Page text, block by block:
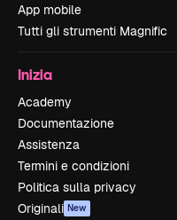
App mobile
Tutti gli strumenti Magnific
Inizia
Academy
Documentazione
Assistenza
Termini e condizioni
Politica sulla privacy
Originali New